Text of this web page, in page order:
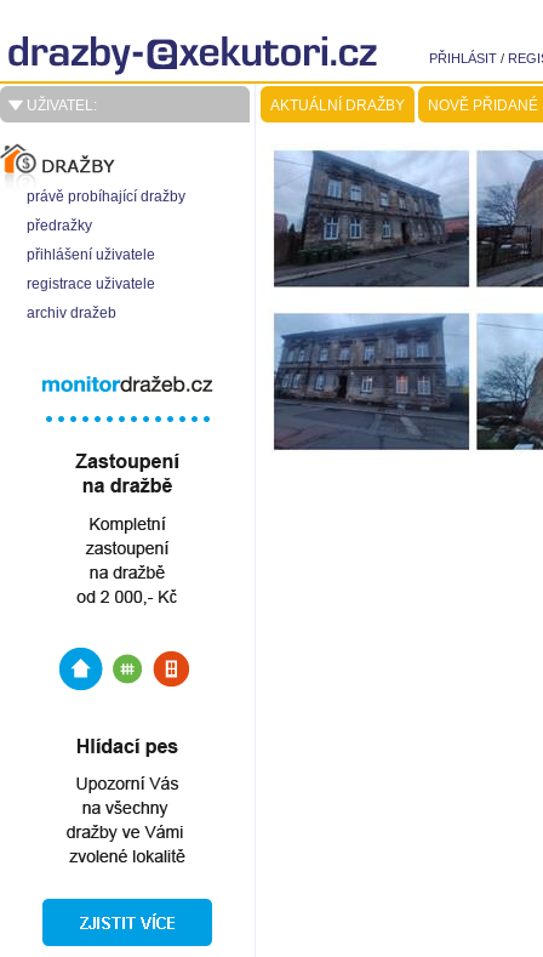
PŘIHLÁSIT /
UŽIVATEL:
právě probíhající dražby
předražky
přihlášení uživatele
registrace uživatele
archiv dražeb
AKTUÁLNÍ DRAŽBY NOVĚ PŘIDANÉ